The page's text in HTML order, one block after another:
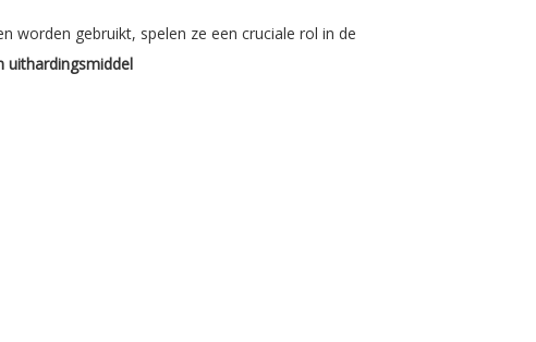
worden gebruikt, spelen ze een cruciale rol in de
uithardingsmiddel